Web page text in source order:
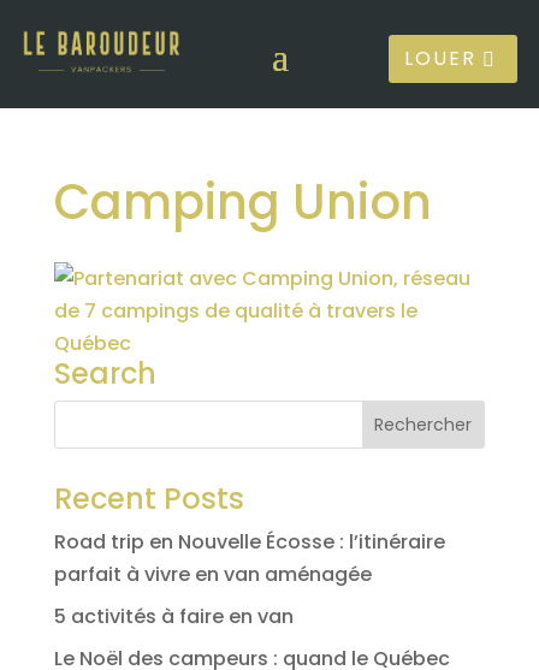
LOUER
Camping Union
Search
Recent Posts
Road trip en Nouvelle Écosse : l’itinéraire
parfait à vivre en van aménagée
5 activités à faire en van
Le Noël des campeurs : quand le Québec